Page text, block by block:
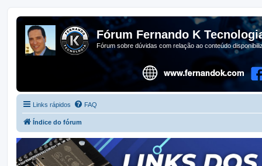
Fórum Fernando K
Fórum sobre dúvidas com relação ao conteúdo
Links rápidos FAQ
Índice do fórum